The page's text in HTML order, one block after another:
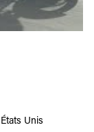
Unis